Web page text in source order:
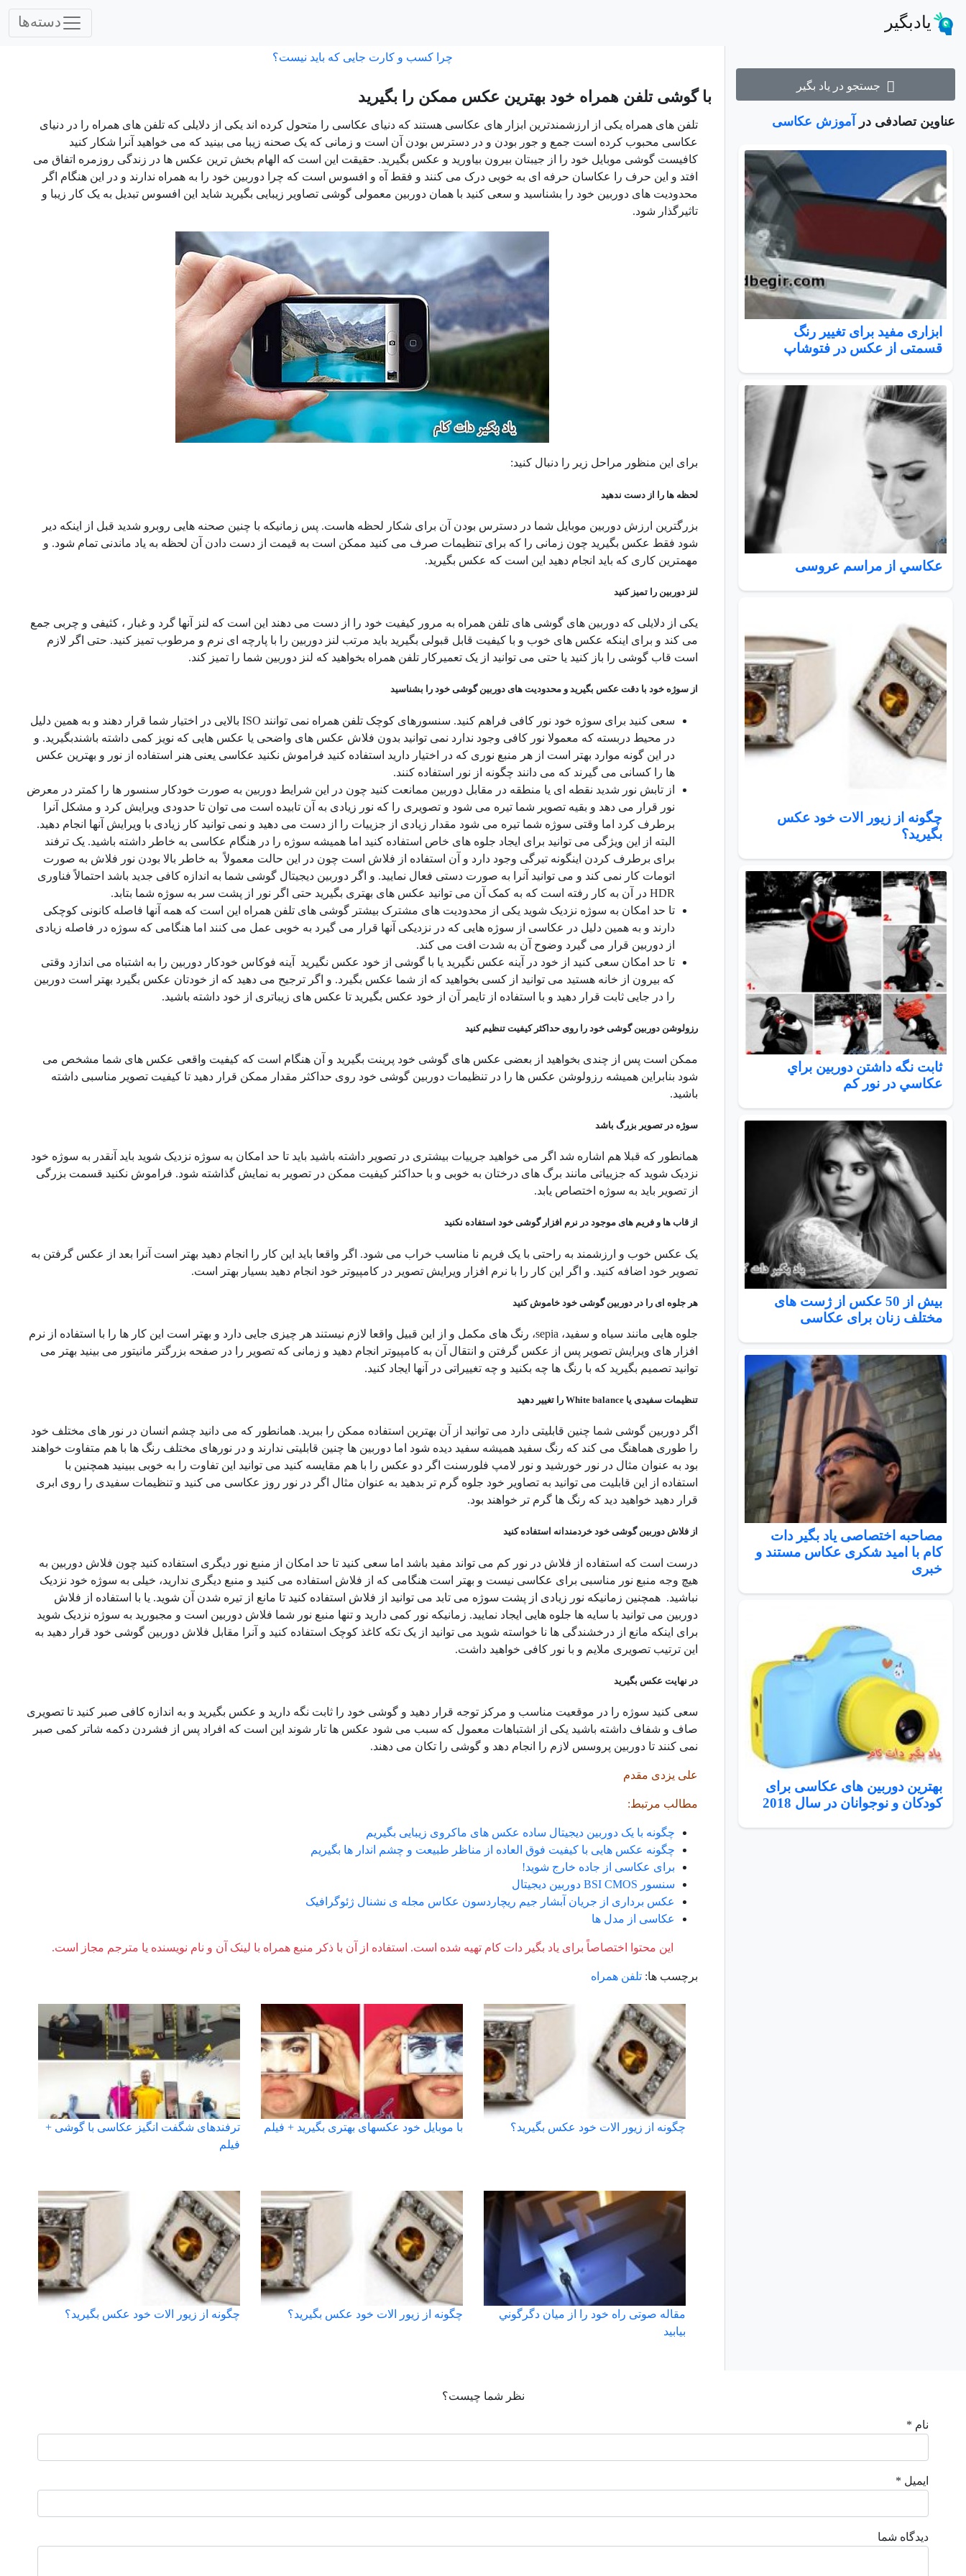
یادبگیر دسته‌ها
جستجو در یاد بگیر
عناوین تصادفی در آموزش عکاسی
ابزاری مفید برای تغییر رنگ
قسمتی از عکس در فتوشاپ
عكاسي از مراسم عروسی
چگونه از زیور الات خود عکس
بگیرید؟
ثابت نگه داشتن دوربين براي
عكاسي در نور كم
بیش از 50 عکس از ژست های
مختلف زنان برای عکاسی
مصاحبه اختصاصی یاد بگیر دات
کام با امید شکری عکاس مستند و
خبری
بهترین دوربین های عکاسی برای
کودکان و نوجوانان در سال 2018
چرا کسب و کارت جایی که باید نیست؟
با گوشی تلفن همراه خود بهترین عکس ممکن را بگیرید
تلفن های همراه یکی از ارزشمندترین ابزار های عکاسی هستند که دنیای عکاسی را متحول کرده اند یکی از دلایلی که تلفن های همراه را در دنیای
عکاسی محبوب کرده است جمع و جور بودن و در دسترس بودن آن است و زمانی که یک صحنه زیبا می بینید که می خواهید آنرا شکار کنید
کافیست گوشی موبایل خود را از جیبتان بیرون بیاورید و عکس بگیرید. حقیقت این است که الهام بخش ترین عکس ها در زندگی روزمره اتفاق می
افتد و این حرف را عکاسان حرفه ای به خوبی درک می کنند و فقط آه و افسوس است که چرا دوربین خود را به همراه ندارند و در این هنگام اگر
محدودیت های دوربین خود را بشناسید و سعی کنید با همان دوربین معمولی گوشی تصاویر زیبایی بگیرید شاید این افسوس تبدیل به یک کار زیبا و
تاثیرگذار شود.
برای این منظور مراحل زیر را دنبال کنید:
لحظه ها را از دست ندهید
بزرگترین ارزش دوربین موبایل شما در دسترس بودن آن برای شکار لحظه هاست. پس زمانیکه با چنین صحنه هایی روبرو شدید قبل از اینکه دیر
شود فقط عکس بگیرید چون زمانی را که برای تنظیمات صرف می کنید ممکن است به قیمت از دست دادن آن لحظه به یاد ماندنی تمام شود. و
مهمترین کاری که باید انجام دهید این است که عکس بگیرید.
لنز دوربین را تمیز کنید
یکی از دلایلی که دوربین های گوشی های تلفن همراه به مرور کیفیت خود را از دست می دهند این است که لنز آنها گرد و غبار ، کثیفی و چربی جمع
می کند و برای اینکه عکس های خوب و با کیفیت قابل قبولی بگیرید باید مرتب لنز دوربین را با پارچه ای نرم و مرطوب تمیز کنید. حتی اگر لازم
است قاب گوشی را باز کنید یا حتی می توانید از یک تعمیرکار تلفن همراه بخواهید که لنز دوربین شما را تمیز کند.
از سوژه خود با دقت عکس بگیرید و محدودیت های دوربین گوشی خود را بشناسید
سعی کنید برای سوژه خود نور کافی فراهم کنید. سنسورهای کوچک تلفن همراه نمی توانند ISOبالایی در اختیار شما قرار دهند و به همین دلیل
در محیط دربسته که معمولا نور کافی وجود ندارد نمی توانید بدون فلاش عکس های واضحی یا عکس هایی که نویز کمی داشته باشندبگیرید. و
در این گونه موارد بهتر است از هر منبع نوری که در اختیار دارید استفاده کنید فراموش نکنید عکاسی یعنی هنر استفاده از نور و بهترین عکس
ها را کسانی می گیرند که می دانند چگونه از نور استفاده کنند.
از تابش نور شدید نقطه ای یا منطقه در مقابل دوربین ممانعت کنید چون در این شرایط دوربین به صورت خودکار سنسور ها را کمتر در معرض
نور قرار می دهد و بقیه تصویر شما تیره می شود و تصویری را که نور زیادی به آن تابیده است می توان تا حدودی ویرایش کرد و مشکل آنرا
برطرف کرد اما وقتی سوژه شما تیره می شود مقدار زیادی از جزییات را از دست می دهید و نمی توانید کار زیادی با ویرایش آنها انجام دهید.
البته از این ویژگی می توانید برای ایجاد جلوه های خاص استفاده کنید اما همیشه سوژه را در هنگام عکاسی به خاطر داشته باشید. یک ترفند
برای برطرف کردن اینگونه تیرگی وجود دارد و آن استفاده از فلاش است چون در این حالت معمولاً به خاطر بالا بودن نور فلاش به صورت
اتومات کار نمی کند و می توانید آنرا به صورت دستی فعال نمایید. و اگر دوربین دیجیتال گوشی شما به اندازه کافی جدید باشد احتمالاً فناوری
HDRدر آن به کار رفته است که به کمک آن می توانید عکس های بهتری بگیرید حتی اگر نور از پشت سر به سوژه شما بتابد.
تا حد امکان به سوژه نزدیک شوید یکی از محدودیت های مشترک بیشتر گوشی های تلفن همراه این است که همه آنها فاصله کانونی کوچکی
دارند و به همین دلیل در عکاسی از سوژه هایی که در نزدیکی آنها قرار می گیرد به خوبی عمل می کنند اما هنگامی که سوژه در فاصله زیادی
از دوربین قرار می گیرد وضوح آن به شدت افت می کند.
تا حد امکان سعی کنید از خود در آینه عکس نگیرید یا با گوشی از خود عکس نگیرید آینه فوکاس خودکار دوربین را به اشتباه می اندازد وقتی
که بیرون از خانه هستید می توانید از کسی بخواهید که از شما عکس بگیرد. و اگر ترجیح می دهید که از خودتان عکس بگیرد بهتر است دوربین
را در جایی ثابت قرار دهید و با استفاده از تایمر آن از خود عکس بگیرید تا عکس های زیباتری از خود داشته باشید.
رزولوشن دوربین گوشی خود را روی حداکثر کیفیت تنظیم کنید
ممکن است پس از چندی بخواهید از بعضی عکس های گوشی خود پرینت بگیرید و آن هنگام است که کیفیت واقعی عکس های شما مشخص می
شود بنابراین همیشه رزولوشن عکس ها را در تنظیمات دوربین گوشی خود روی حداکثر مقدار ممکن قرار دهید تا کیفیت تصویر مناسبی داشته
باشید.
سوژه در تصویر بزرگ باشد
همانطور که قبلا هم اشاره شد اگر می خواهید جرییات بیشتری در تصویر داشته باشید باید تا حد امکان به سوژه نزدیک شوید باید آنقدر به سوژه خود
نزدیک شوید که جزییاتی مانند برگ های درختان به خوبی و با حداکثر کیفیت ممکن در تصویر به نمایش گذاشته شود. فراموش نکنید قسمت بزرگی
از تصویر باید به سوژه اختصاص یابد.
از قاب ها و فریم های موجود در نرم افزار گوشی خود استفاده نکنید
یک عکس خوب و ارزشمند به راحتی با یک فریم نا مناسب خراب می شود. اگر واقعا باید این کار را انجام دهید بهتر است آنرا بعد از عکس گرفتن به
تصویر خود اضافه کنید. و اگر این کار را با نرم افزار ویرایش تصویر در کامپیوتر خود انجام دهید بسیار بهتر است.
هر جلوه ای را در دوربین گوشی خود خاموش کنید
جلوه هایی مانند سیاه و سفید، sepia، رنگ های مکمل و از این قبیل واقعا لازم نیستند هر چیزی جایی دارد و بهتر است این کار ها را با استفاده از نرم
افزار های ویرایش تصویر پس از عکس گرفتن و انتقال آن به کامپیوتر انجام دهید و زمانی که تصویر را در صفحه بزرگتر مانیتور می بینید بهتر می
توانید تصمیم بگیرید که با رنگ ها چه بکنید و چه تغییراتی در آنها ایجاد کنید.
تنظیمات سفیدی یا White balanceرا تغییر دهید
اگر دوربین گوشی شما چنین قابلیتی دارد می توانید از آن بهترین استفاده ممکن را ببرید. همانطور که می دانید چشم انسان در نور های مختلف خود
را طوری هماهنگ می کند که رنگ سفید همیشه سفید دیده شود اما دوربین ها چنین قابلیتی ندارند و در نورهای مختلف رنگ ها با هم متفاوت خواهند
بود به عنوان مثال در نور خورشید و نور لامپ فلورسنت اگر دو عکس را با هم مقایسه کنید می توانید این تفاوت را به خوبی ببینید همچنین با
استفاده از این قابلیت می توانید به تصاویر خود جلوه گرم تر بدهید به عنوان مثال اگر در نور روز عکاسی می کنید و تنظیمات سفیدی را روی ابری
قرار دهید خواهید دید که رنگ ها گرم تر خواهند بود.
از فلاش دوربین گوشی خود خردمندانه استفاده کنید
درست است که استفاده از فلاش در نور کم می تواند مفید باشد اما سعی کنید تا حد امکان از منبع نور دیگری استفاده کنید چون فلاش دوربین به
هیچ وجه منبع نور مناسبی برای عکاسی نیست و بهتر است هنگامی که از فلاش استفاده می کنید و منبع دیگری ندارید، خیلی به سوژه خود نزدیک
نباشید. همچنین زمانیکه نور زیادی از پشت سوژه می تابد می توانید از فلاش استفاده کنید تا مانع از تیره شدن آن شوید. یا با استفاده از فلاش
دوربین می توانید با سایه ها جلوه هایی ایجاد نمایید. زمانیکه نور کمی دارید و تنها منبع نور شما فلاش دوربین است و مجبورید به سوژه نزدیک شوید
برای اینکه مانع از درخشندگی ها نا خواسته شوید می توانید از یک تکه کاغذ کوچک استفاده کنید و آنرا مقابل فلاش دوربین گوشی خود قرار دهید به
این ترتیب تصویری ملایم و با نور کافی خواهید داشت.
در نهایت عکس بگیرید
سعی کنید سوژه را در موقعیت مناسب و مرکز توجه قرار دهید و گوشی خود را ثابت نگه دارید و عکس بگیرید و به اندازه کافی صبر کنید تا تصویری
صاف و شفاف داشته باشید یکی از اشتباهات معمول که سبب می شود عکس ها تار شوند این است که افراد پس از فشردن دکمه شاتر کمی صبر
نمی کنند تا دوربین پروسس لازم را انجام دهد و گوشی را تکان می دهند.
علی یزدی مقدم
مطالب مرتبط:
چگونه با یک دوربین دیجیتال ساده عکس های ماکروی زیبایی بگیریم
چگونه عکس هایی با کیفیت فوق العاده از مناظر طبیعت و چشم اندار ها بگیریم
برای عکاسی از جاده خارج شوید!
سنسور BSI CMOS دوربین دیجیتال
عکس برداری از جریان آبشار جیم ریچاردسون عکاس مجله ی نشنال ژئوگرافیک
عکاسی از مدل ها
این محتوا اختصاصاً برای یاد بگیر دات کام تهیه شده است. استفاده از آن با ذکر منبع همراه با لینک آن و نام نویسنده یا مترجم مجاز است.
برچسب ها: تلفن همراه
چگونه از زیور الات خود عکس بگیرید؟ با موبایل خود عکسهای بهتری بگیرید + فیلم
ترفندهای شگفت انگیز عکاسی با گوشی +
فیلم
مقاله صوتی راه خود را از ميان دگرگوني
بيابيد
چگونه از زیور الات خود عکس بگیرید؟ چگونه از زیور الات خود عکس بگیرید؟
نظر شما چیست؟
نام *
ایمیل *
دیدگاه شما